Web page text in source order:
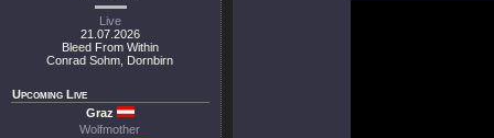
Live
21.07.2026
Bleed From Within
Conrad Sohm, Dornbirn
Upcoming Live
Graz
Wolfmother